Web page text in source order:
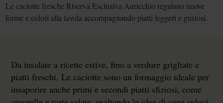
Le caciotte fresche Riserva Esclusiva Auricchio regalano nuove
forme e colori alla tavola accompagnando piatti leggeri e gustosi.
Da insalate a ricette estive, fino a verdure grigliate e
piatti freschi. Le caciotte sono un formaggio ideale per
insaporire anche primi e secondi piatti sfiziosi, come